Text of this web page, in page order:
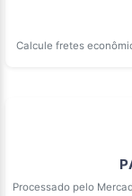
Calcule fretes
Processado pelo